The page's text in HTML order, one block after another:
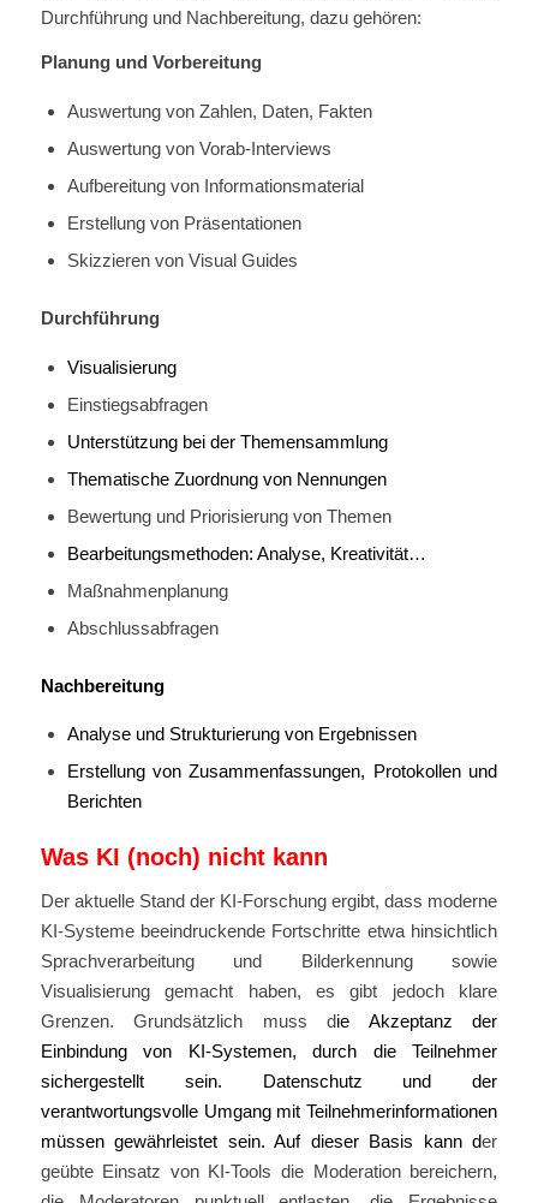
Durchführung und Nachbereitung, dazu gehören:
Planung und Vorbereitung
Auswertung von Zahlen, Daten, Fakten
Auswertung von Vorab-Interviews
Aufbereitung von Informationsmaterial
Erstellung von Präsentationen
Skizzieren von Visual Guides
Durchführung
Visualisierung
Einstiegsabfragen
Unterstützung bei der Themensammlung
Thematische Zuordnung von Nennungen
Bewertung und Priorisierung von Themen
Bearbeitungsmethoden: Analyse, Kreativität…
Maßnahmenplanung
Abschlussabfragen
Nachbereitung
Analyse und Strukturierung von Ergebnissen
Erstellung von Zusammenfassungen, Protokollen und
Berichten
Was KI (noch) nicht kann
Der aktuelle Stand der KI-Forschung ergibt, dass moderne
KI-Systeme beeindruckende Fortschritte etwa hinsichtlich
Sprachverarbeitung und Bilderkennung sowie
Visualisierung gemacht haben, es gibt jedoch klare
Grenzen. Grundsätzlich muss die Akzeptanz der
Einbindung von KI-Systemen, durch die Teilnehmer
sichergestellt sein. Datenschutz und der
verantwortungsvolle Umgang mit Teilnehmerinformationen
müssen gewährleistet sein. Auf dieser Basis kann der
geübte Einsatz von KI-Tools die Moderation bereichern,